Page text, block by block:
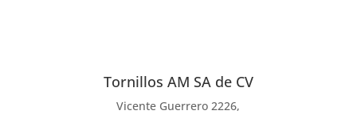
Tornillos AM SA de CV
Vicente Guerrero 2226,